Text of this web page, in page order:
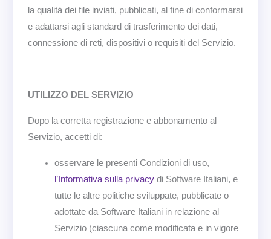
la qualità dei file inviati, pubblicati, al fine di conformarsi
e adattarsi agli standard di trasferimento dei dati,
connessione di reti, dispositivi o requisiti del Servizio.
UTILIZZO DEL SERVIZIO
Dopo la corretta registrazione e abbonamento al
Servizio, accetti di:
osservare le presenti Condizioni di uso,
l’Informativa sulla privacy di Software Italiani, e
tutte le altre politiche sviluppate, pubblicate o
adottate da Software Italiani in relazione al
Servizio (ciascuna come modificata e in vigore